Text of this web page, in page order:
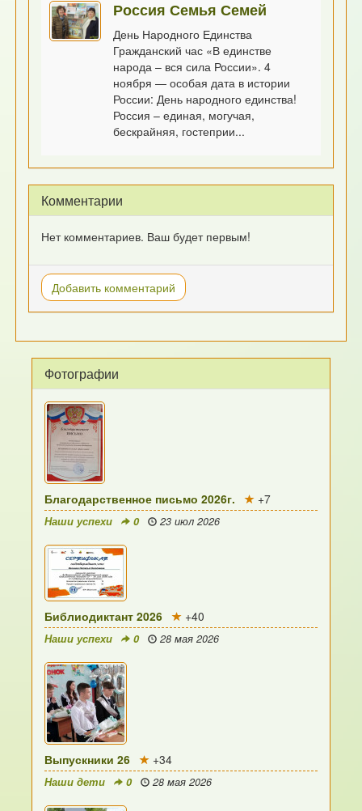
Россия Семья Семей
День Народного Единства
Гражданский час «В единстве
народа – вся сила России». 4
ноября — особая дата в истории
России: День народного единства!
Россия – единая, могучая,
бескрайняя, гостеприи...
Комментарии
Нет комментариев. Ваш будет первым!
Добавить комментарий
Фотографии
Благодарственное письмо 2026г. +7
Наши успехи 0 23 июл 2026
Библиодиктант 2026 +40
Наши успехи 0 28 мая 2026
Выпускники 26 +34
Наши дети 0 28 мая 2026